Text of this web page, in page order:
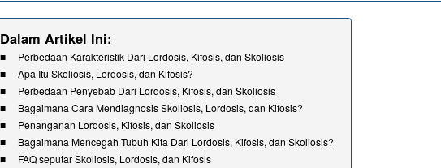
Dalam Artikel Ini:
Perbedaan Karakteristik Dari Lordosis, Kifosis, dan Skoliosis
Apa Itu Skoliosis, Lordosis, dan Kifosis?
Perbedaan Penyebab Dari Lordosis, Kifosis, dan Skoliosis
Bagaimana Cara Mendiagnosis Skoliosis, Lordosis, dan Kifosis?
Penanganan Lordosis, Kifosis, dan Skoliosis
Bagaimana Mencegah Tubuh Kita Dari Lordosis, Kifosis, dan Skoliosis?
FAQ seputar Skoliosis, Lordosis, dan Kifosis